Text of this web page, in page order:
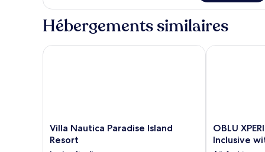
Chambre
Hébergements similaires
Villa
Nautica
Villa Nautica Paradise Island
Resort
Villa Nautica Paradise Island Resort
OBLU
XPERIENCE
OBLU
Inclusive
OBLU